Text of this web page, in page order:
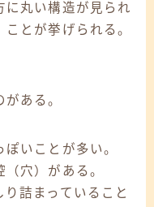
に丸い構造が見られ
とが挙げられる。
ある。
いことが多い。
穴）がある。
詰まっていること